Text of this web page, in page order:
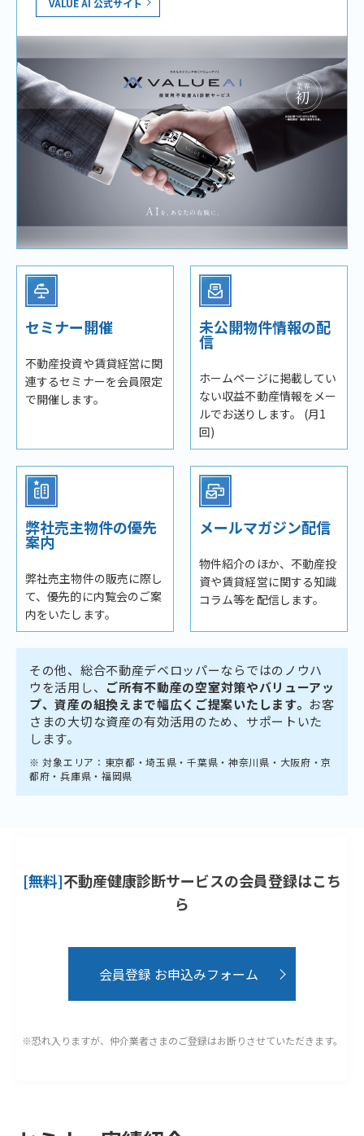
セミナー開催
不動産投資や賃貸経営に関
連するセミナーを会員限定
で開催します。
未公開物件情報の配
信
ホームページに掲載してい
ない収益不動産情報をメー
ルでお送りします。 (月1
回)
弊社売主物件の優先
案内
弊社売主物件の販売に際し
て、優先的に内覧会のご案
内をいたします。
メールマガジン配信
物件紹介のほか、不動産投
資や賃貸経営に関する知識
コラム等を配信します。
その他、総合不動産デベロッパーならではのノウハ
ウを活用し、 ご所有不動産の空室対策やバリューアッ
プ、資産の組換えまで幅広くご提案いたします。 お客
さまの大切な資産の有効活用のため、サポートいた
します。
※ 対象エリア：東京都・埼玉県・千葉県・神奈川県・大阪府・京
都府・兵庫県・福岡県
[無料]不動産健康診断サービスの会員登録はこち
ら
会員登録 お申込みフォーム
※恐れ入りますが、仲介業者さまのご登録はお断りさせていただきます。